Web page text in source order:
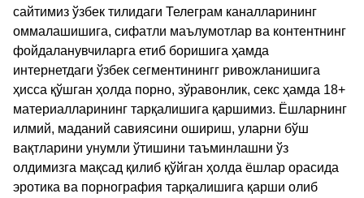
сайтимиз ўзбек тилидаги Телеграм каналларининг
оммалашишига, сифатли маълумотлар ва контентнинг
фойдаланувчиларга етиб боришига ҳамда
интернетдаги ўзбек сегментинингг ривожланишига
ҳисса қўшган ҳолда порно, зўравонлик, секс ҳамда 18+
материалларининг тарқалишига қаршимиз. Ёшларнинг
илмий, маданий савиясини ошириш, уларни бўш
вақтларини унумли ўтишини таъминлашни ўз
олдимизга мақсад қилиб қўйган ҳолда ёшлар орасида
эротика ва порнография тарқалишига қарши олиб